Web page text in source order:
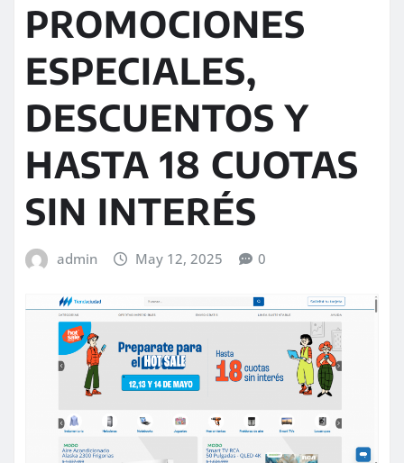
PROMOCIONES
ESPECIALES,
DESCUENTOS Y
HASTA 18 CUOTAS
SIN INTERÉS
admin May 12, 2025 0